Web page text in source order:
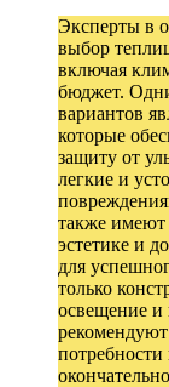
Эксперты в
выбор
включая
бюджет.
вариантов
которые
защиту от
легкие и
также имеют
эстетике и
для
только
освещение и